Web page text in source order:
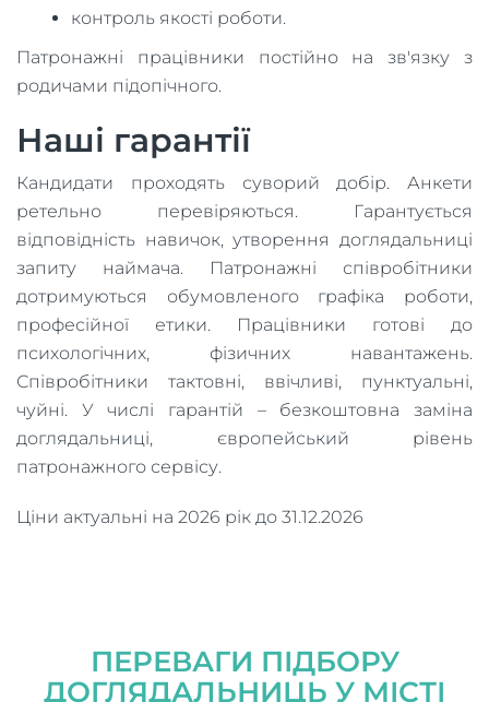
контроль якості роботи.
Патронажні працівники постійно на зв'язку з
родичами підопічного.
Наші гарантії
Кандидати проходять суворий добір. Анкети
ретельно перевіряються. Гарантується
відповідність навичок, утворення доглядальниці
запиту наймача. Патронажні співробітники
дотримуються обумовленого графіка роботи,
професійної етики. Працівники готові до
психологічних, фізичних навантажень.
Співробітники тактовні, ввічливі, пунктуальні,
чуйні. У числі гарантій – безкоштовна заміна
доглядальниці, європейський рівень
патронажного сервісу.
Ціни актуальні на 2026 рік до 31.12.2026
ПЕРЕВАГИ ПІДБОРУ
ДОГЛЯДАЛЬНИЦЬ У МІСТІ